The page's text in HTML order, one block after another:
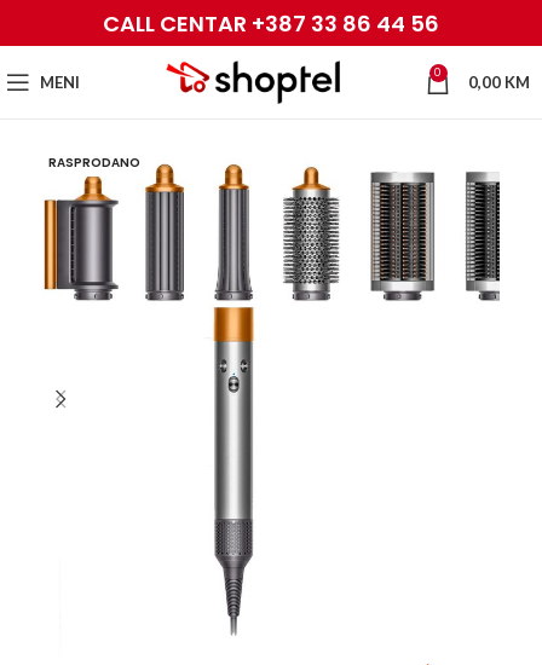
CALL CENTAR +387 33 86 44 56
MENI 0 0,00 KM
RASPRODANO